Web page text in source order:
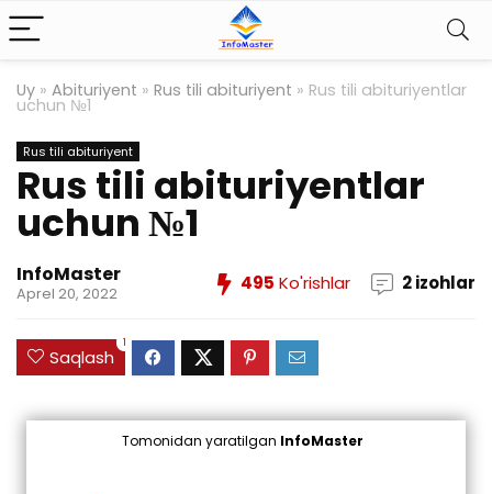
Uy » Abituriyent » Rus tili abituriyent » Rus tili abituriyentlar
uchun №1
Rus tili abituriyent
Rus tili abituriyentlar
uchun №1
InfoMaster
Aprel 20, 2022 495 Ko'rishlar 2 izohlar
Saqlash
1
Tomonidan yaratilgan InfoMaster